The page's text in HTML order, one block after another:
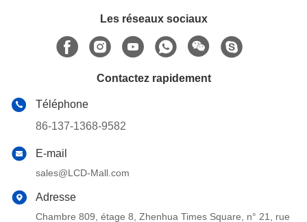
Les réseaux sociaux
Contactez rapidement
Téléphone
86-137-1368-9582
E-mail
sales@LCD-Mall.com
Adresse
Chambre 809, étage 8, Zhenhua Times Square, n° 21, rue